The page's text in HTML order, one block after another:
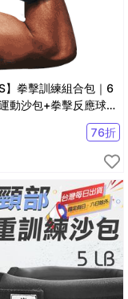
】拳擊訓練組合包｜6
動沙包+拳擊反應球
手部專用負重沙袋
76折